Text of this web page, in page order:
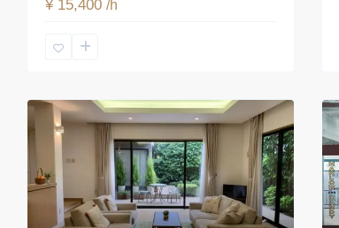
¥ 15,400/h